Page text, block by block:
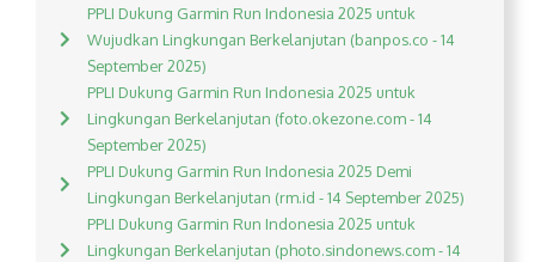
PPLI Dukung Garmin Run Indonesia 2025 untuk
Wujudkan Lingkungan Berkelanjutan (banpos.co - 14
September 2025)
PPLI Dukung Garmin Run Indonesia 2025 untuk
Lingkungan Berkelanjutan (foto.okezone.com - 14
September 2025)
PPLI Dukung Garmin Run Indonesia 2025 Demi
Lingkungan Berkelanjutan (rm.id - 14 September 2025)
PPLI Dukung Garmin Run Indonesia 2025 untuk
Lingkungan Berkelanjutan (photo.sindonews.com - 14